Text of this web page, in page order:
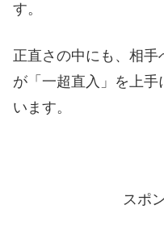
す。
正直さの中にも、相
が「一超直入」を上
います。
スポ